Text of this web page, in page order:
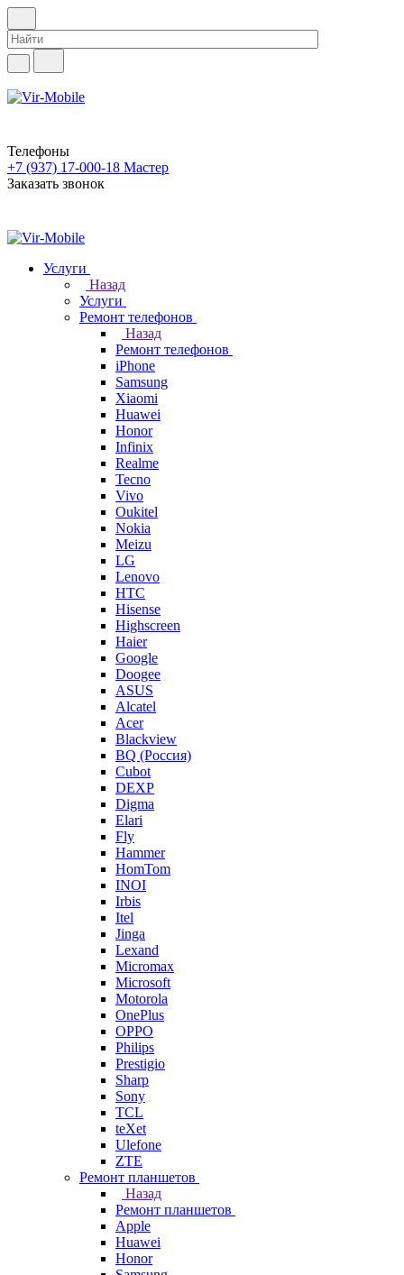
Телефоны
+7 (937) 17-000-18 Мастер
Заказать звонок
Услуги
Назад
Услуги
Ремонт телефонов
Назад
Ремонт телефонов
iPhone
Samsung
Xiaomi
Huawei
Honor
Infinix
Realme
Tecno
Vivo
Oukitel
Nokia
Meizu
LG
Lenovo
HTC
Hisense
Highscreen
Haier
Google
Doogee
ASUS
Alcatel
Acer
Blackview
BQ (Россия)
Cubot
DEXP
Digma
Elari
Fly
Hammer
HomTom
INOI
Irbis
Itel
Jinga
Lexand
Micromax
Microsoft
Motorola
OnePlus
OPPO
Philips
Prestigio
Sharp
Sony
TCL
teXet
Ulefone
ZTE
Ремонт планшетов
Назад
Ремонт планшетов
Apple
Huawei
Honor